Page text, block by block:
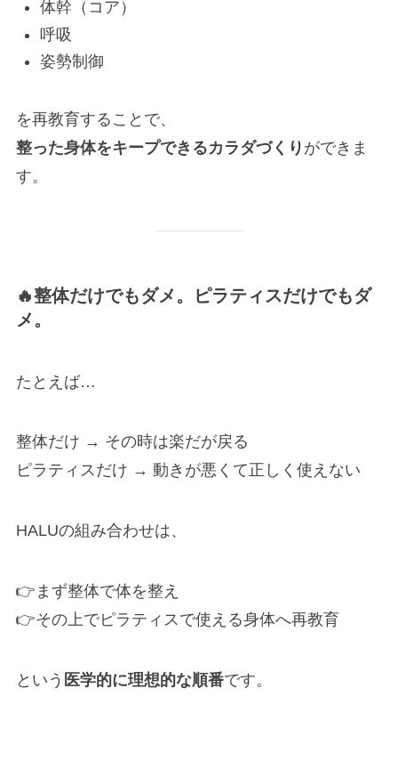
体幹（コア）
呼吸
姿勢制御
を再教育することで、
整った身体をキープできるカラダづくり ができま
す。
🔥整体だけでもダメ。ピラティスだけでもダ
メ。
たとえば…
整体だけ → その時は楽だが戻る
ピラティスだけ → 動きが悪くて正しく使えない
HALUの組み合わせは、
👉まず整体で体を整え
👉その上でピラティスで使える身体へ再教育
という 医学的に理想的な順番です。